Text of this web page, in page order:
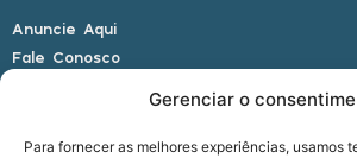
Gerenciar o
Para fornecer as melhores experiências, usamos
Anuncie Aqui
Fale Conosco